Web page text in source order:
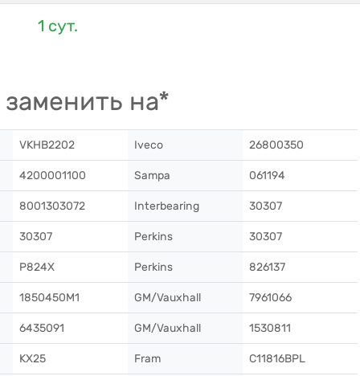
1 сут.
на*
VKHB2202 Iveco 26800350
4200001100 Sampa 061194
8001303072 Interbearing 30307
30307 Perkins 30307
P824X Perkins 826137
1850450M1 GM/Vauxhall 7961066
6435091 GM/Vauxhall 1530811
KX25 Fram C11816BPL